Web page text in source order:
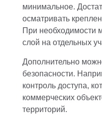
минимальное.
осматривать
При необходимости
слой на отдельных
Дополнительно
безопасности.
контроль доступа,
коммерческих
территорий.